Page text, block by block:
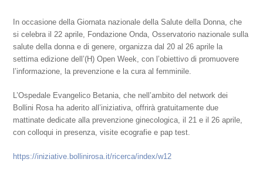
In occasione della Giornata nazionale della Salute della Donna, che
si celebra il 22 aprile, Fondazione Onda, Osservatorio nazionale sulla
salute della donna e di genere, organizza dal 20 al 26 aprile la
settima edizione dell’(H) Open Week, con l’obiettivo di promuovere
l’informazione, la prevenzione e la cura al femminile.
L’Ospedale Evangelico Betania, che nell’ambito del network dei
Bollini Rosa ha aderito all’iniziativa, offrirà gratuitamentedue
mattinate dedicate alla prevenzione ginecologica, il 21 e il 26 aprile,
con colloqui in presenza, visite ecografie e pap test.
https://iniziative.bollinirosa.it/ricerca/index/w12